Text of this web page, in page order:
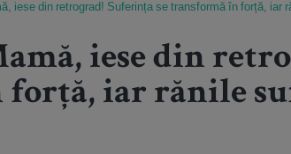
iese din retrograd! Suferința se transformă în forță, iar
iese din
iar rănile